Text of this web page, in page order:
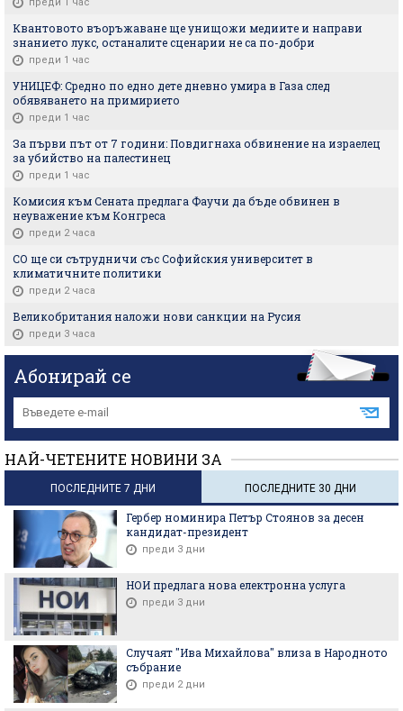
Квантовото въоръжаване ще унищожи медиите и направи
знанието лукс, останалите сценарии не са по-добри
преди 1 час
УНИЦЕФ: Средно по едно дете дневно умира в Газа след
обявяването на примирието
преди 1 час
За първи път от 7 години: Повдигнаха обвинение на израелец
за убийство на палестинец
преди 1 час
Комисия към Сената предлага Фаучи да бъде обвинен в
неуважение към Конгреса
преди 2 часа
СО ще си сътрудничи със Софийския университет в
климатичните политики
преди 2 часа
Великобритания наложи нови санкции на Русия
преди 3 часа
Абонирай се
НАЙ-ЧЕТЕНИТЕ НОВИНИ ЗА
ПОСЛЕДНИТЕ 7 ДНИ ПОСЛЕДНИТЕ 30 ДНИ
Гербер номинира Петър Стоянов за десен
кандидат-президент
преди 3 дни
НОИ предлага нова електронна услуга
преди 3 дни
Случаят "Ива Михайлова" влиза в Народното
събрание
преди 2 дни